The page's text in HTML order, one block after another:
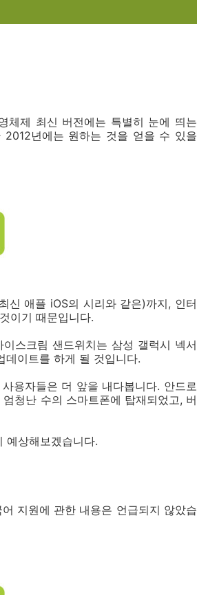
체제 최신 버전에는 특별히 눈에 띄는
2012년에는 원하는 것을 얻을 수 있을
신 애플 iOS의 시리와 같은)까지, 인터
이기 때문입니다.
스크림 샌드위치는 삼성 갤럭시 넥서
데이트를 하게 될 것입니다.
용자들은 더 앞을 내다봅니다. 안드로
청난 수의 스마트폰에 탑재되었고, 버
예상해보겠습니다.
지원에 관한 내용은 언급되지 않았습